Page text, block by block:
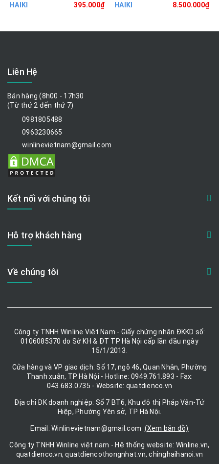
HAIKI 395.000₫ HAIKI 8.500.000₫
Liên Hệ
Bán hàng (8h00 - 17h30
(Từ thứ 2 đến thứ 7)
0981805488
0963230665
winlinevietnam@gmail.com
Kết nối với chúng tôi
Hỗ trợ khách hàng
Về chúng tôi
Công ty TNHH Winline Việt Nam - Giấy chứng nhận ĐKKD số:
0106085370 do Sở KH & ĐT TP Hà Nội cấp lần đầu ngày
15/1/2013.
Cửa hàng và VP giao dịch: Số 17, ngõ 46, Quan Nhân, Phường
Thanh xuân, TP Hà Nội - Hotline: 0949.761.893 - Fax:
043.683.0735 - Website: quatdienco.vn
Địa chỉ ĐK doanh nghiệp: Số 7 BT6, Khu đô thị Pháp Vân-Tứ
Hiệp, Phường Yên sở, TP Hà Nội.
Email: Winlinevietnam@gmail.com (Xem bản đồ)
Công ty TNHH Winline việt nam - Hệ thống website: Winline.vn,
quatdienco.vn, quatdiencothongnhat.vn, chinghaihanoi.vn